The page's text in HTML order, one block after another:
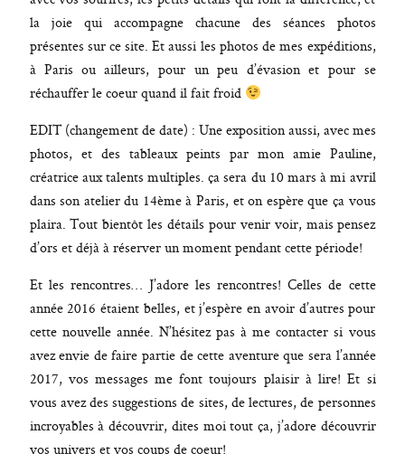
la joie qui accompagne chacune des séances photos
présentes sur ce site. Et aussi les photos de mes expéditions,
à Paris ou ailleurs, pour un peu d’évasion et pour se
réchauffer le coeur quand il fait froid
EDIT (changement de date) : Une exposition aussi, avec mes
photos, et des tableaux peints par mon amie Pauline,
créatrice aux talents multiples. ça sera du 10 mars à mi avril
dans son atelier du 14ème à Paris, et on espère que ça vous
plaira. Tout bientôt les détails pour venir voir, mais pensez
d’ors et déjà à réserver un moment pendant cette période!
Et les rencontres… J’adore les rencontres! Celles de cette
année 2016 étaient belles, et j’espère en avoir d’autres pour
cette nouvelle année. N’hésitez pas à me contacter si vous
avez envie de faire partie de cette aventure que sera l’année
2017, vos messages me font toujours plaisir à lire! Et si
vous avez des suggestions de sites, de lectures, de personnes
incroyables à découvrir, dites moi tout ça, j’adore découvrir
vos univers et vos coups de coeur!